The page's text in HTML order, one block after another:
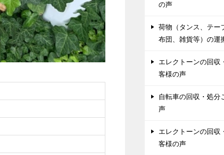
の声
荷物（タンス、テー
布団、雑貨等）の運
エレクトーンの回
客様の声
自転車の回収・処
声
エレクトーンの回
客様の声